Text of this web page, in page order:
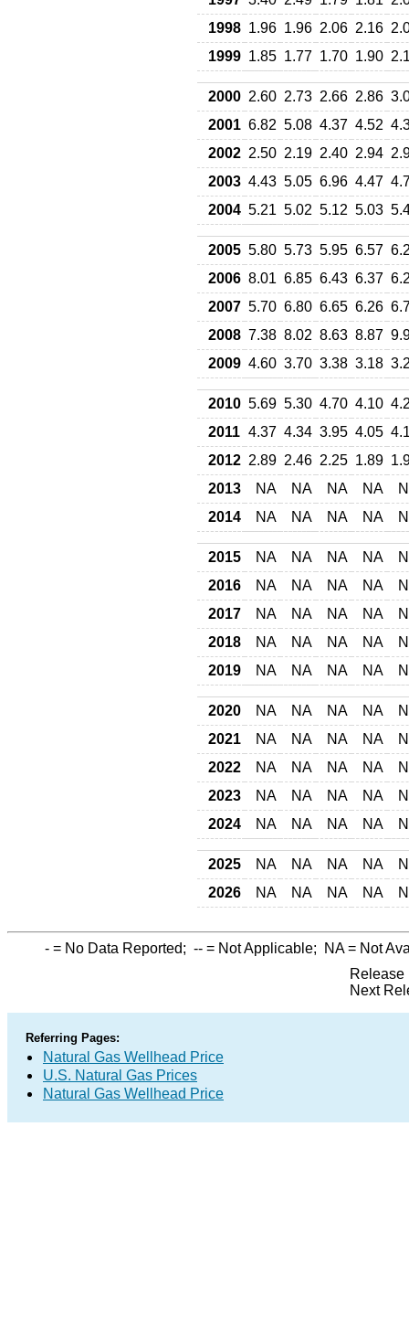
1998 1.96 1.96 2.06 2.16
1999 1.85 1.77 1.70 1.90
2000 2.60 2.73 2.66 2.86
2001 6.82 5.08 4.37 4.52
2002 2.50 2.19 2.40 2.94
2003 4.43 5.05 6.96 4.47
2004 5.21 5.02 5.12 5.03
2005 5.80 5.73 5.95 6.57
2006 8.01 6.85 6.43 6.37
2007 5.70 6.80 6.65 6.26
2008 7.38 8.02 8.63 8.87
2009 4.60 3.70 3.38 3.18
2010 5.69 5.30 4.70 4.10
2011 4.37 4.34 3.95 4.05
2012 2.89 2.46 2.25 1.89
2013
NA NA NA NA
2014
NA NA NA NA
2015 NA NA NA NA
2016
NA NA NA NA
2017
NA NA NA NA
2018
NA NA NA NA
2019
NA NA NA NA
2020 NA NA NA NA
2021
NA NA NA NA
2022
NA NA NA NA
2023
NA NA NA NA
2024
NA NA NA NA
2025 NA NA NA NA
2026
NA NA NA NA
- = No Data Reported; -- = Not Applicable; NA= Not
Release
Next
Referring Pages:
Natural Gas Wellhead Price
U.S. Natural Gas Prices
Natural Gas Wellhead Price